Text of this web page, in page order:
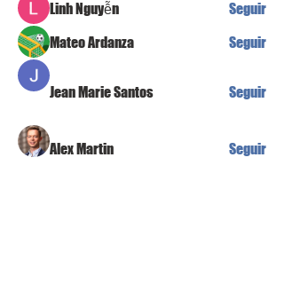
Linh Nguyễn
Seguir
Mateo Ardanza
Seguir
Jean Marie Santos Seguir
Alex Martin
Seguir